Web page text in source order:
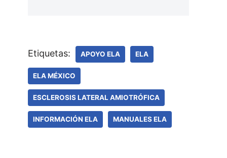
Etiquetas: APOYO ELA ELA
ELA MÉXICO
ESCLEROSIS LATERAL AMIOTRÓFICA
INFORMACIÓN ELA MANUALES ELA